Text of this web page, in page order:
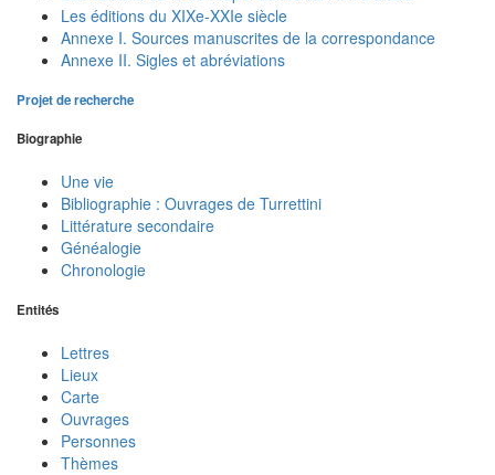
Les éditions du XIXe-XXIe siècle
Annexe I. Sources manuscrites de la correspondance
Annexe II. Sigles et abréviations
Projet de recherche
Biographie
Une vie
Bibliographie : Ouvrages de Turrettini
Littérature secondaire
Généalogie
Chronologie
Entités
Lettres
Lieux
Carte
Ouvrages
Personnes
Thèmes